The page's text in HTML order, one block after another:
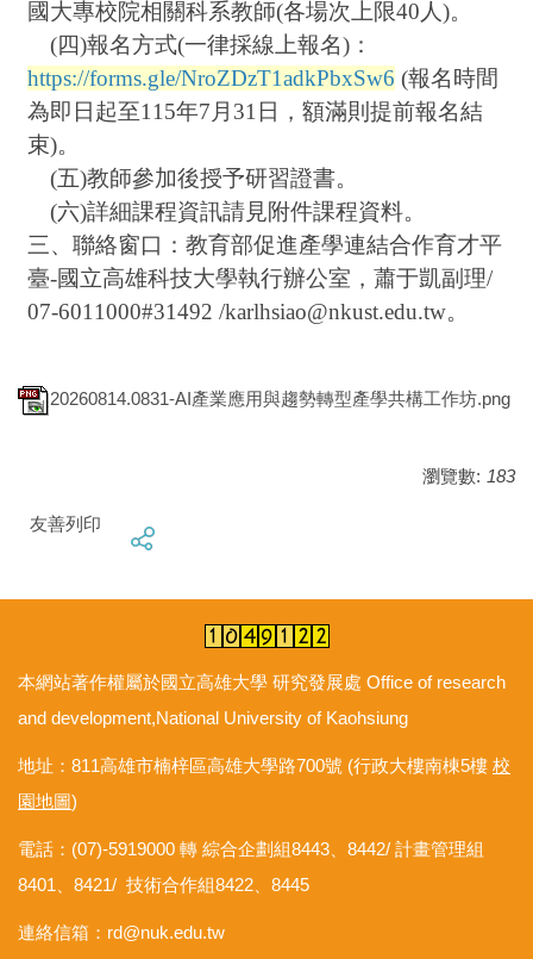
國大專校院相關科系教師(各場次上限40人)。
(四)報名方式(一律採線上報名)：
https://forms.gle/NroZDzT1adkPbxSw6 (報名時間
為即日起至115年7月31日，額滿則提前報名結
束)。
(五)教師參加後授予研習證書。
(六)詳細課程資訊請見附件課程資料。
三、聯絡窗口：教育部促進產學連結合作育才平
臺-國立高雄科技大學執行辦公室，蕭于凱副理/
07-6011000#31492 /karlhsiao@nkust.edu.tw。
20260814.0831-AI產業應用與趨勢轉型產學共構工作坊.png
瀏覽數: 183
友善列印
本網站著作權屬於國立高雄大學 研究發展處 Office of research
and development,National University of Kaohsiung
地址：811高雄市楠梓區高雄大學路700號 (行政大樓南棟5樓 校
園地圖)
電話：(07)-5919000 轉 綜合企劃組8443、8442/ 計畫管理組
8401、8421/ 技術合作組8422、8445
連絡信箱： rd@nuk.edu.tw